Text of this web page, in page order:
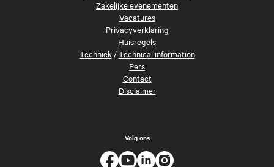
Zakelijke evenementen
Vacatures
Privacyverklaring
Huisregels
Techniek/Technical information
Pers
Contact
Disclaimer
Volg ons